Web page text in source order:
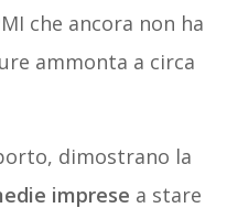
che ancora non ha
ammonta a circa
dimostrano la
imprese a stare